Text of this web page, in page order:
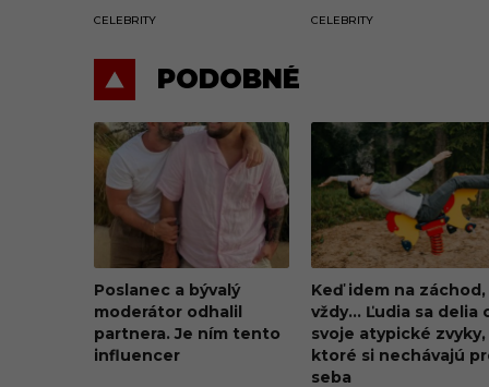
CELEBRITY CELEBRITY
PODOBNÉ
Poslanec a bývalý
moderátor odhalil
partnera. Je ním tento
influencer
Keď idem na záchod,
vždy… Ľudia sa delia
svoje atypické zvyky,
ktoré si nechávajú
seba